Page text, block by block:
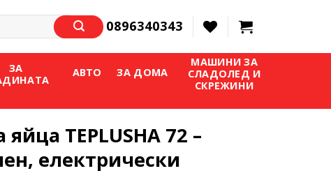
0896340343
ЗА
АВТО ЗА ДОМА
МАШИНИ ЗА
СЛАДОЛЕД И
СКРЕЖИНИ
TEPLUSHA 72 –
електрически